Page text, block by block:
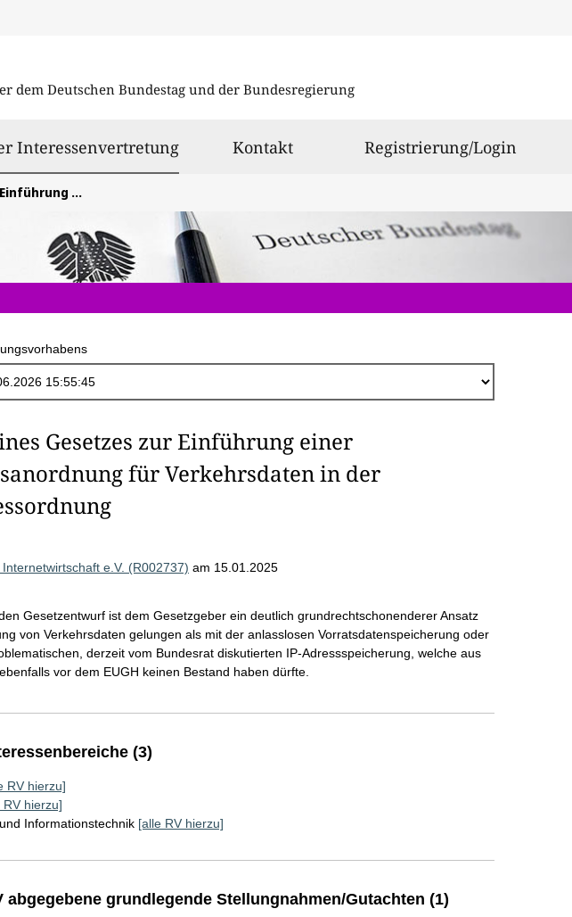
dem Deutschen Bundestag und der Bundesregierung
Interessenvertretungausgewählt
Kontakt Registrierung/Login
in der Strafprozessordnung
Gesetzes zur Einführung einer
für Verkehrsdaten in der
e.V. (R002737) am 15.01.2025
Gesetzentwurf ist dem Gesetzgeber ein deutlich grundrechtschonenderer Ansatz
von Verkehrsdaten gelungen als mit der anlasslosen Vorratsdatenspeicherung oder
derzeit vom Bundesrat diskutierten IP-Adressspeicherung, welche aus
vor dem EUGH keinen Bestand haben dürfte.
(3)
RV hierzu]
RV hierzu]
Informationstechnik [alle RV hierzu]
abgegebene grundlegende Stellungnahmen/Gutachten (1)